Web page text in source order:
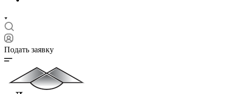
Подать заявку